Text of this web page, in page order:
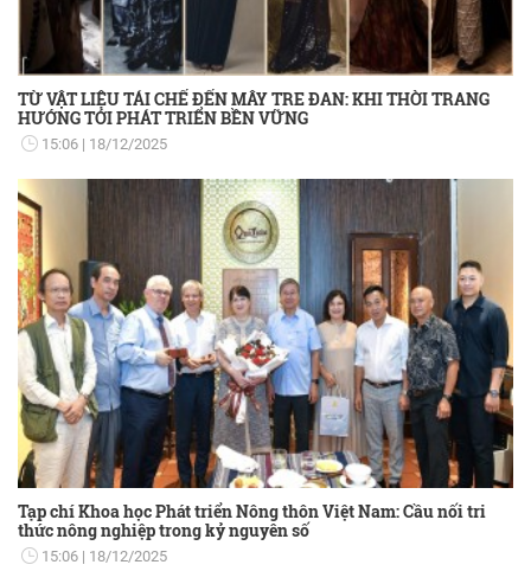
TỪ VẬT LIỆU TÁI CHẾ ĐẾN MÂY TRE ĐAN: KHI THỜI TRANG
HƯỚNG TỚI PHÁT TRIỂN BỀN VỮNG
15:06 18/12/2025
Tạp chí Khoa học Phát triển Nông thôn Việt Nam: Cầu nối tri
thức nông nghiệp trong kỷ nguyên số
15:06 18/12/2025